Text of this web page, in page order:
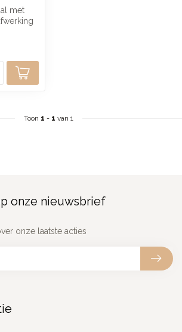
met
Toon 1 - 1 van 1
onze nieuwsbrief
onze laatste acties